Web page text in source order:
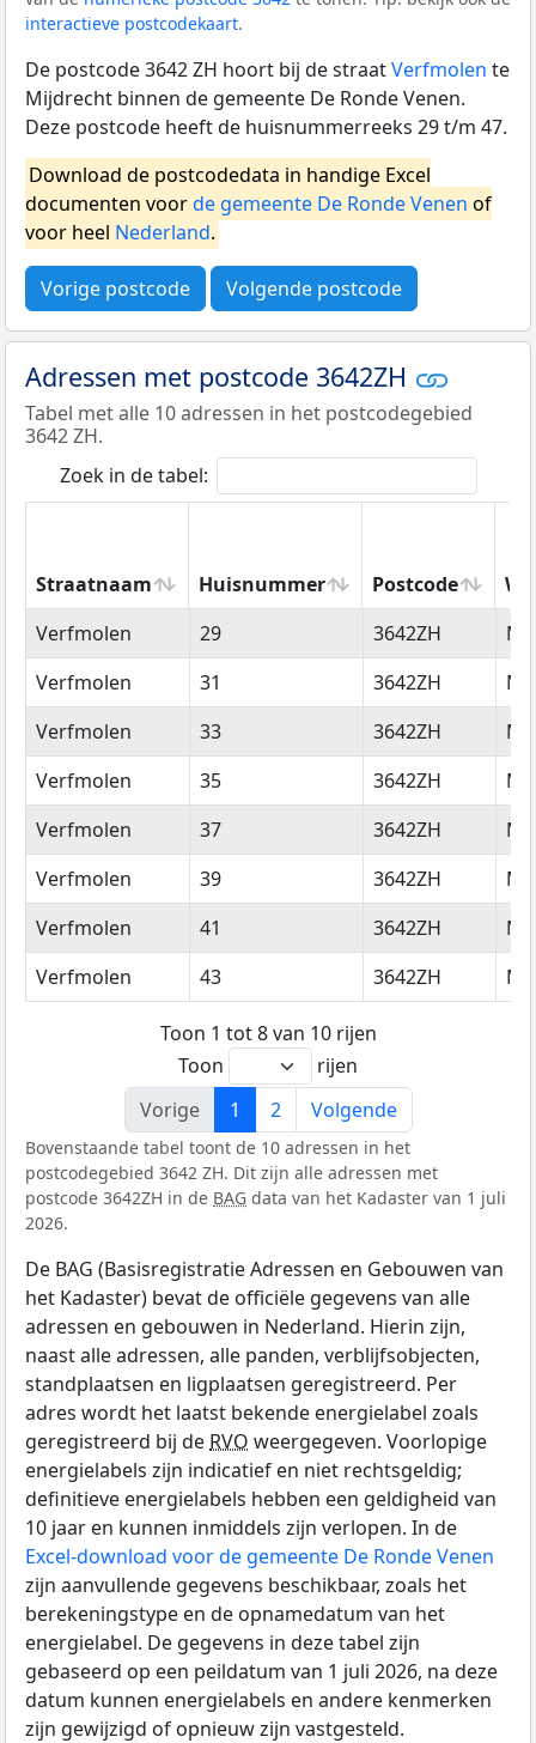
interactieve postcodekaart.
De postcode 3642 ZH hoort bij de straatVerfmolen te
Mijdrecht binnen de gemeente De Ronde Venen.
Deze postcode heeft de huisnummerreeks 29 t/m 47.
Download de postcodedata in handige Excel
documenten voorde gemeente De Ronde Venen of
voor heel Nederland.
Vorige postcode Volgende postcode
Adressen met postcode 3642ZH
Tabel met alle 10 adressen in het postcodegebied
3642 ZH.
Zoek in de tabel:
Straatnaam Huisnummer Postcode
Straatnaam
Huisnummer Postcode
Verfmolen 29 3642ZH
Verfmolen
31 3642ZH
Verfmolen
33 3642ZH
Verfmolen
35 3642ZH
Verfmolen
37 3642ZH
Verfmolen
39 3642ZH
Verfmolen
41 3642ZH
Verfmolen
43 3642ZH
Toon 1 tot 8 van 10 rijen
Toon
rijen
Vorige
1 2 Volgende
Bovenstaande tabel toont de 10 adressen in het
postcodegebied 3642 ZH. Dit zijn alle adressen met
postcode 3642ZH in de BAG data van het Kadaster van 1 juli
2026.
De BAG (Basisregistratie Adressen en Gebouwen van
het Kadaster) bevat de officiële gegevens van alle
adressen en gebouwen in Nederland. Hierin zijn,
naast alle adressen, alle panden, verblijfsobjecten,
standplaatsen en ligplaatsen geregistreerd. Per
adres wordt het laatst bekende energielabel zoals
geregistreerd bij de RVO weergegeven. Voorlopige
energielabels zijn indicatief en niet rechtsgeldig;
definitieve energielabels hebben een geldigheid van
10 jaar en kunnen inmiddels zijn verlopen. In de
Excel-download voor de gemeente De Ronde Venen
zijn aanvullende gegevens beschikbaar, zoals het
berekeningstype en de opnamedatum van het
energielabel. De gegevens in deze tabel zijn
gebaseerd op een peildatum van 1 juli 2026, na deze
datum kunnen energielabels en andere kenmerken
zijn gewijzigd of opnieuw zijn vastgesteld.